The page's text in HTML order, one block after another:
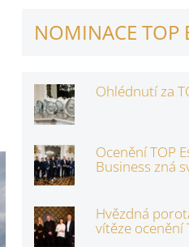
NOMINACE TOP
Ohlédnutí za
Ocenění TOP
Business zná
Hvězdná
vítěze ocenění